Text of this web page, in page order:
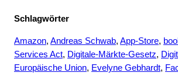
Schlagwörter
Amazon, Andreas Schwab, App-Store,
Services Act, Digitale-Märkte-Gesetz,
Europäische Union, Evelyne Gebhardt,